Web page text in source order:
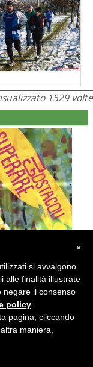
1529 volte
Pesce al CN Uisp
×
si avvalgono
alle finalità illustrate
negare il consenso
policy
pagina, cliccando
maniera,